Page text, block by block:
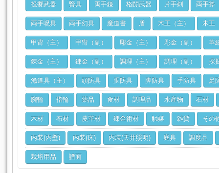
投擲武器 賢具 両手鎌 格闘武器 片手剣 両手斧
両手呪具 両手幻具 魔道書 盾 木工（主） 木工
甲冑（主） 甲冑（副） 彫金（主） 彫金（副） 革
錬金（主） 錬金（副） 調理（主） 調理（副） 採
漁道具（主） 頭防具 胴防具 脚防具 手防具 足
腕輪 指輪 薬品 食材 調理品 水産物 石材
木材 布材 皮革材 錬金術材 触媒 雑貨 その
内装(内壁) 内装(床) 内装(天井照明) 庭具 調度品
栽培用品 譜面